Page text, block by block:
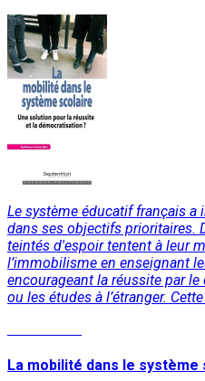
Le système éducatif français
dans ses objectifs prioritaires.
teintés d'espoir tentent à leur
l’immobilisme en enseignant
encourageant la réussite par
ou les études à l’étranger.
La mobilité dans le système